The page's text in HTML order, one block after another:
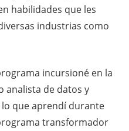
habilidades que les
industrias como
incursioné en la
analista de datos y
que aprendí durante
transformador